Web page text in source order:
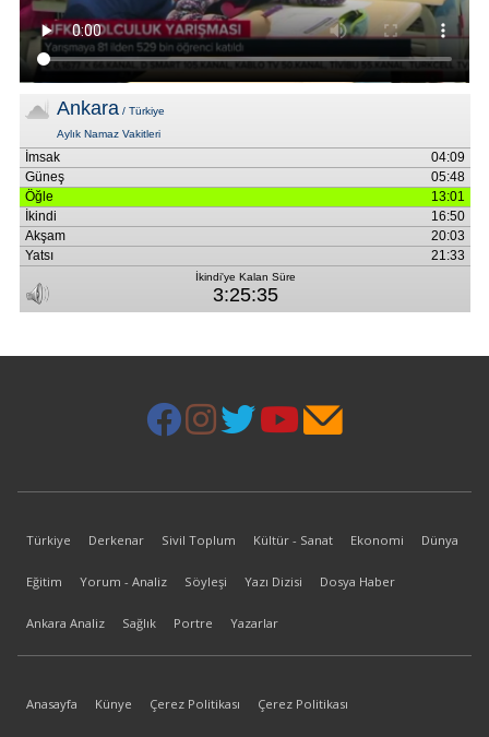
Türkiye Derkenar Sivil Toplum Kültür - Sanat Ekonomi Dünya
Eğitim Yorum - Analiz Söyleşi Yazı Dizisi Dosya Haber
Ankara Analiz Sağlık Portre Yazarlar
Anasayfa Künye Çerez Politikası Çerez Politikası